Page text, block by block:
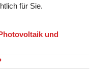
für Sie.
und